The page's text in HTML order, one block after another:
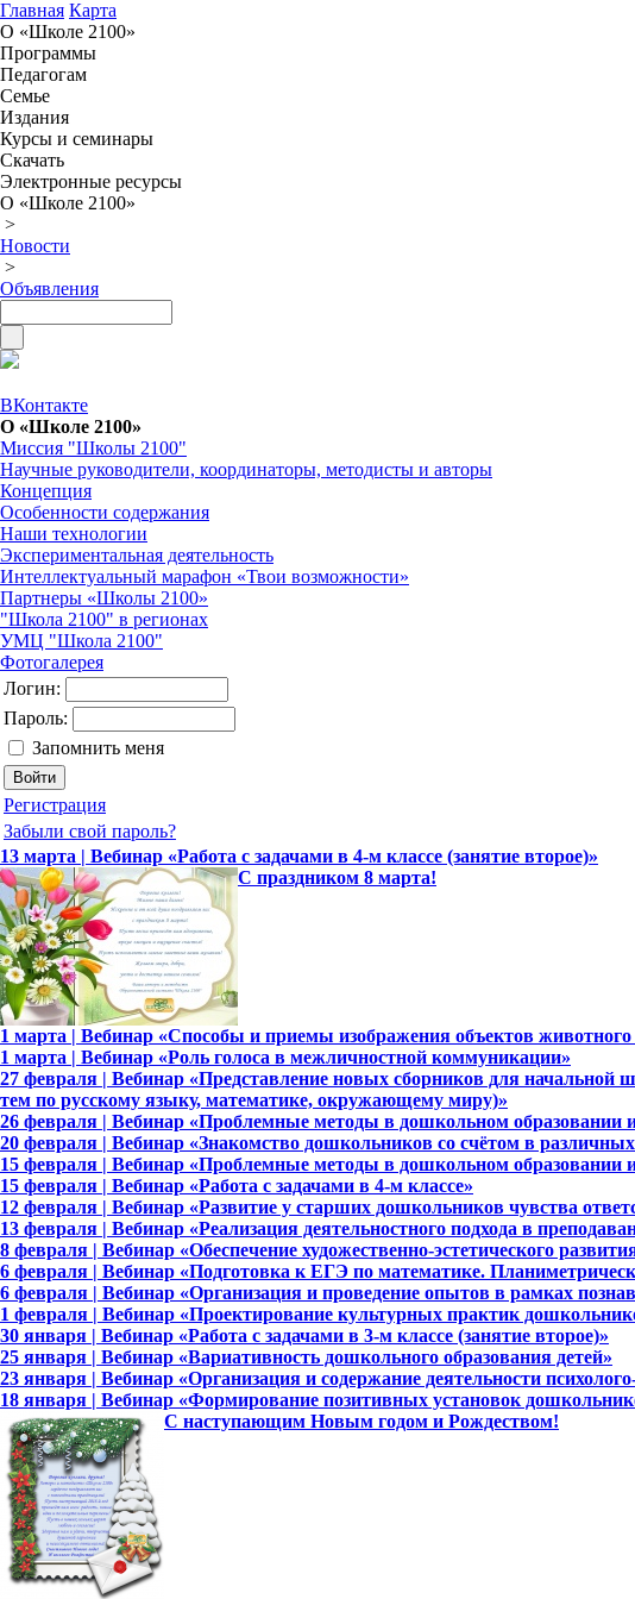
Главная Карта
О «Школе 2100»
Программы
Педагогам
Семье
Издания
Курсы и семинары
Скачать
Электронные ресурсы
О «Школе 2100»
>
Новости
>
Объявления
ВКонтакте
О «Школе 2100»
Миссия "Школы 2100"
Научные руководители, координаторы, методисты и авторы
Концепция
Особенности содержания
Наши технологии
Экспериментальная деятельность
Интеллектуальный марафон «Твои возможности»
Партнеры «Школы 2100»
"Школа 2100" в регионах
УМЦ "Школа 2100"
Фотогалерея
Логин:
Пароль:
Запомнить меня
Регистрация
Забыли свой пароль?
13 марта | Вебинар «Работа с задачами в 4-м классе (занятие второе)»
С праздником 8 марта!
1 марта | Вебинар «Способы и приемы изображения объектов
1 марта | Вебинар «Роль голоса в межличностной коммуникации»
27 февраля | Вебинар «Представление новых сборников для
тем по русскому языку, математике, окружающему миру)»
26 февраля | Вебинар «Проблемные методы в дошкольном образовании
20 февраля | Вебинар «Знакомство дошкольников со счётом в
15 февраля | Вебинар «Проблемные методы в дошкольном образовании
15 февраля | Вебинар «Работа с задачами в 4-м классе»
12 февраля | Вебинар «Развитие у старших дошкольников чувства
13 февраля | Вебинар «Реализация деятельностного подхода в
8 февраля | Вебинар «Обеспечение художественно-эстетического
6 февраля | Вебинар «Подготовка к ЕГЭ по математике.
6 февраля | Вебинар «Организация и проведение опытов в рамках
1 февраля | Вебинар «Проектирование культурных практик
30 января | Вебинар «Работа с задачами в 3-м классе (занятие второе)»
25 января | Вебинар «Вариативность дошкольного образования детей»
23 января | Вебинар «Организация и содержание деятельности
18 января | Вебинар «Формирование позитивных установок
С наступающим Новым годом и Рождеством!